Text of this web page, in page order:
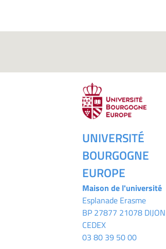
UNIVERSITÉ
BOURGOGNE
EUROPE
Maison de l'université
Esplanade Erasme
BP 27877 21078 DIJON
CEDEX
03 80 39 50 00